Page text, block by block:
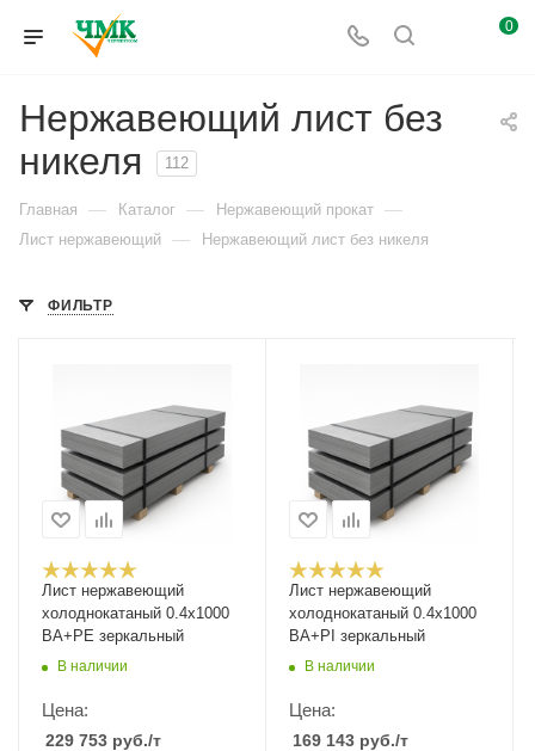
0
Нержавеющий лист без
никеля
112
Главная — Каталог — Нержавеющий прокат —
Лист нержавеющий — Нержавеющий лист без никеля
ФИЛЬТР
Лист нержавеющий
холоднокатаный 0.4х1000
BA+PE зеркальный
В наличии
Цена:
229 753 руб./т
Лист нержавеющий
холоднокатаный 0.4х1000
BA+PI зеркальный
В наличии
Цена:
169 143 руб./т